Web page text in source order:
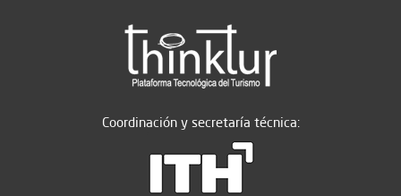
Coordinación y secretaría técnica: